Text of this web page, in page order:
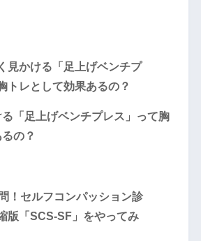
「足上げベンチプレス」って胸
の？